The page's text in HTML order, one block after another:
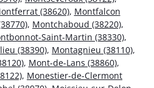
(38620), Montfalcon
, Montchaboud (38220),
Saint-Martin (38330),
(38390), Montagnieu (38110),
, Mont-de-Lans (38860),
, Monestier-de-Clermont